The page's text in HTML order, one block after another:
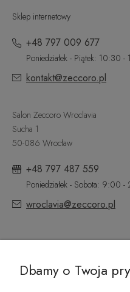
Sklep internetowy
+48 797 009 677
Poniedziałek - Piątek: 10:30
kontakt@zeccoro.pl
Salon Zeccoro Wroclavia
Sucha 1
50-086 Wrocław
+48 797 487 559
Poniedziałek - Sobota: 9:00 -
wroclavia@zeccoro.pl
Dbamy o Twoja